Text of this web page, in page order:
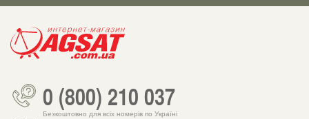
0 (800) 210 037
Безкоштовно для всіх номерів по Україні